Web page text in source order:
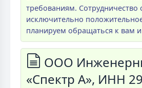
требованиям. Сотрудничество
исключительно
планируем обращаться к вам
ООО
«Спектр А», ИНН